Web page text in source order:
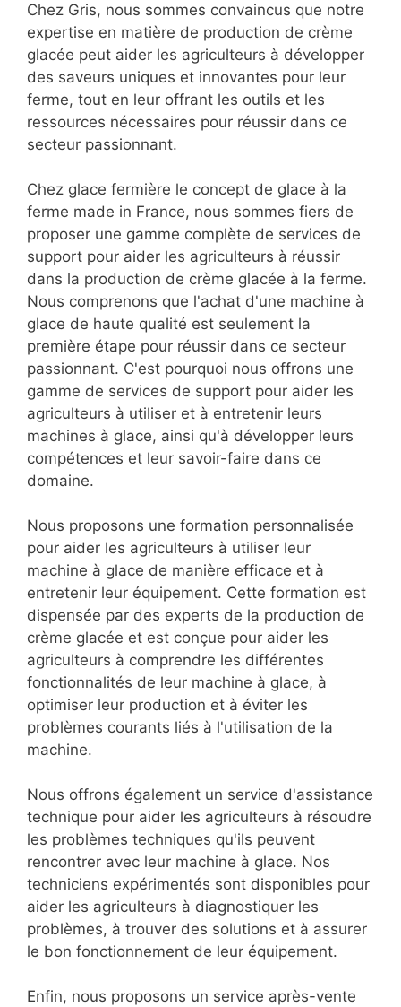
Chez Gris, nous sommes convaincus que notre
expertise en matière de production de crème
glacée peut aider les agriculteurs à développer
des saveurs uniques et innovantes pour leur
ferme, tout en leur offrant les outils et les
ressources nécessaires pour réussir dans ce
secteur passionnant.
Chez glace fermière le concept de glace à la
ferme made in France, nous sommes fiers de
proposer une gamme complète de services de
support pour aider les agriculteurs à réussir
dans la production de crème glacée à la ferme.
Nous comprenons que l'achat d'une machine à
glace de haute qualité est seulement la
première étape pour réussir dans ce secteur
passionnant. C'est pourquoi nous offrons une
gamme de services de support pour aider les
agriculteurs à utiliser et à entretenir leurs
machines à glace, ainsi qu'à développer leurs
compétences et leur savoir-faire dans ce
domaine.
Nous proposons une formation personnalisée
pour aider les agriculteurs à utiliser leur
machine à glace de manière efficace et à
entretenir leur équipement. Cette formation est
dispensée par des experts de la production de
crème glacée et est conçue pour aider les
agriculteurs à comprendre les différentes
fonctionnalités de leur machine à glace, à
optimiser leur production et à éviter les
problèmes courants liés à l'utilisation de la
machine.
Nous offrons également un service d'assistance
technique pour aider les agriculteurs à résoudre
les problèmes techniques qu'ils peuvent
rencontrer avec leur machine à glace. Nos
techniciens expérimentés sont disponibles pour
aider les agriculteurs à diagnostiquer les
problèmes, à trouver des solutions et à assurer
le bon fonctionnement de leur équipement.
Enfin, nous proposons un service après-vente